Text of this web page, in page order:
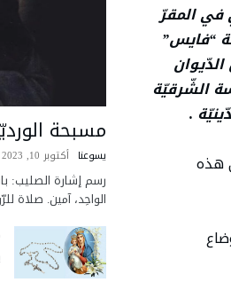
في المقرّ
“فايس”
الشّرقيّة
.
هذه
مسبحة
يسوعنا أكتوبر 10, 2023
رسم إشارة الصليب:
الواحِد، آمين. صلاة